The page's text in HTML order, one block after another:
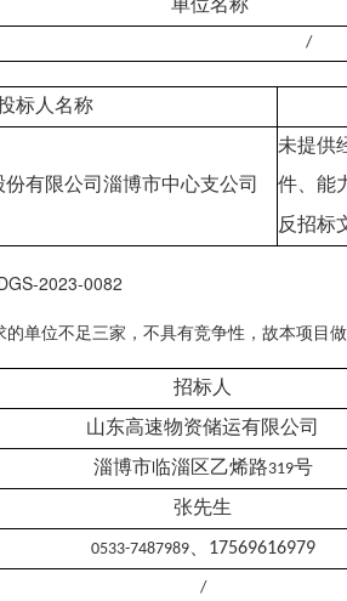
单位名称
/
标人名称
有限公司淄博市中心支公司
未提供
件、能
反招标
2023-0082
单位不足三家，不具有竞争性，故本项目做
招标人
山东高速物资储运有限公司
淄博市临淄区乙烯路319号
张先生
0533-7487989、 17569616979
/